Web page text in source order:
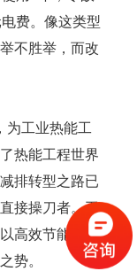
费。像这类型
不胜举，而改
工业热能工
热能工程世界
排转型之路已
接操刀者。工
高效节能为核
势。